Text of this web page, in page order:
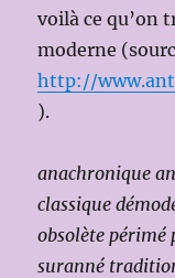
voilà ce qu’on
moderne
http://
).
anachronique
classique
obsolète
suranné